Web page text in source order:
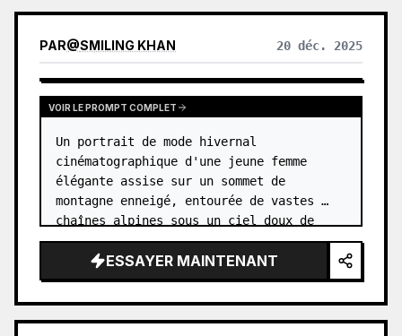
PAR@SMILING KHAN 20 déc. 2025
VOIR LE PROMPT COMPLET
Un portrait de mode hivernal
cinématographique d'une jeune femme
élégante assise sur un sommet de
montagne enneigé, entourée de vastes
chaînes alpines sous un ciel doux de
l'heure dorée. Elle porte une doudoune
{argument name="jacket color"
default="rose paste…
ESSAYER MAINTENANT